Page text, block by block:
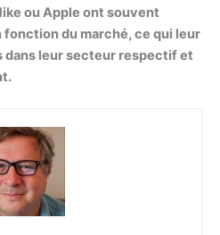
ou Apple ont souvent
du marché, ce qui leur
dans leur secteur respectif et